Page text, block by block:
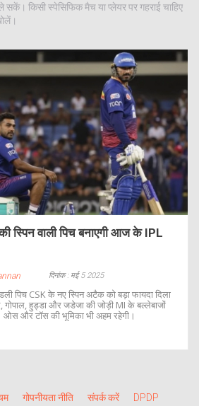
सकें। किसी स्पेसिफिक मैच या प्लेयर पर गहराई चाहिए
स्पिन वाली पिच बनाएगी आज के IPL
दिनांक : मई 5 2025
पिच CSK के नए स्पिन अटैक को बड़ा फायदा दिला
हुड्डा और जडेजा की जोड़ी MI के बल्लेबाजों
और टॉस की भूमिका भी अहम रहेगी।
गोपनीयता नीति संपर्क करें DPDP